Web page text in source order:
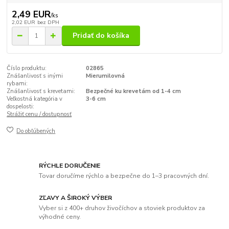
2,49 EUR/ks
2,02 EUR bez DPH
Pridať do košíka
Číslo produktu:
02865
Znášanlivosť s inými
rybami:
Mierumilovná
Znášanlivosť s krevetami:
Bezpečné ku krevetám od 1-4 cm
Veľkostná kategória v
dospelosti:
3-6 cm
Strážiť cenu / dostupnosť
Do obľúbených
RÝCHLE DORUČENIE
Tovar doručíme rýchlo a bezpečne do 1–3 pracovných dní.
ZĽAVY A ŠIROKÝ VÝBER
Vyber si z 400+ druhov živočíchov a stoviek produktov za
výhodné ceny.